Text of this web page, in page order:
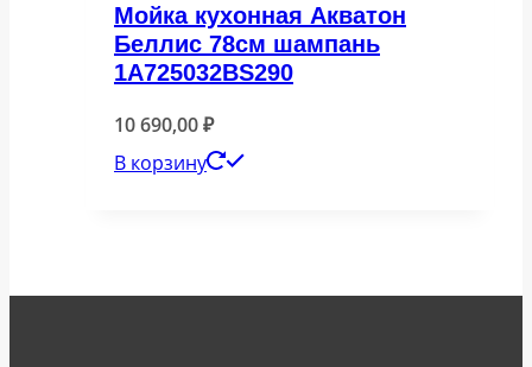
Мойка кухонная Акватон
Беллис 78см шампань
1A725032BS290
10 690,00₽
В корзину